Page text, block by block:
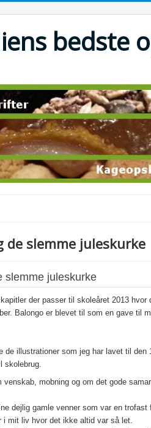
bedste
de slemme juleskurke
slemme juleskurke
der passer til skoleåret 2013
Balongo er blevet til som en gave til
de illustrationer som jeg har lavet til den
skolebrug.
venskab, mobning og om det gode
dejlig gamle venner som var en trofast
i mit liv hvor det ikke altid var så let.